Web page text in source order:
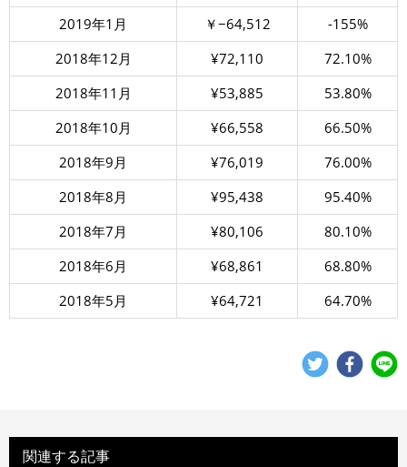
2019年1月
￥−64,512
-155%
2018年12月
¥72,110
72.10%
2018年11月
¥53,885
53.80%
2018年10月
¥66,558
66.50%
2018年9月
¥76,019
76.00%
2018年8月
¥95,438
95.40%
2018年7月
¥80,106
80.10%
2018年6月
¥68,861
68.80%
2018年5月
¥64,721 64.70%
関連する記事